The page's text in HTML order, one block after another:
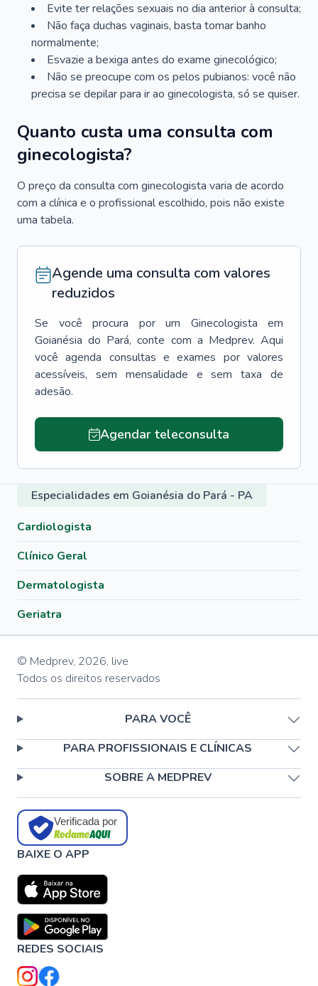
Evite ter relações sexuais no dia anterior à consulta;
Não faça duchas vaginais, basta tomar banho
normalmente;
Esvazie a bexiga antes do exame ginecológico;
Não se preocupe com os pelos pubianos: você não
precisa se depilar para ir ao ginecologista, só se quiser.
Quanto custa uma consulta com
ginecologista?
O preço da consulta com ginecologista varia de acordo
com a clínica e o profissional escolhido, pois não existe
uma tabela.
Agende uma consulta com valores
reduzidos
Se você procura por um Ginecologista
em
Goianésia do Pará, conte com a Medprev. Aqui
você agenda consultas e exames por valores
acessíveis, sem mensalidade e sem taxa de
adesão.
Agendar teleconsulta
Especialidades em Goianésia do Pará - PA
Cardiologista
Clínico Geral
Dermatologista
Geriatra
© Medprev, 2026, live
Todos os direitos reservados
PARA VOCÊ
PARA PROFISSIONAIS E CLÍNICAS
SOBRE A MEDPREV
Verificada por
BAIXE O APP
REDES SOCIAIS